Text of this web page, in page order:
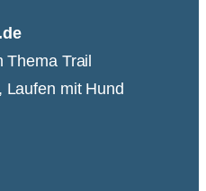
Thema Trail
Laufen mit Hund